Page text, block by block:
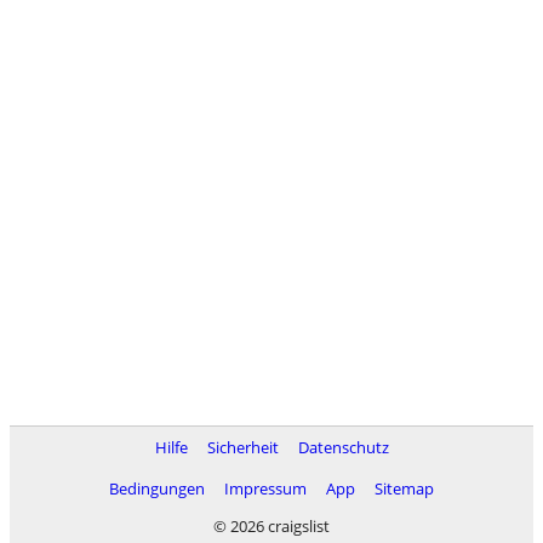
Hilfe Sicherheit
Datenschutz
Bedingungen
Impressum App
Sitemap
© 2026 craigslist